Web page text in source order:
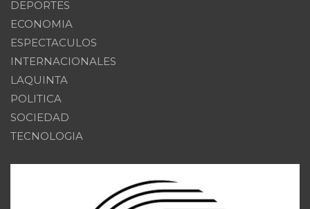
DEPORTES
ECONOMIA
ESPECTACULOS
INTERNACIONALES
LAQUINTA
POLITICA
SOCIEDAD
TECNOLOGIA